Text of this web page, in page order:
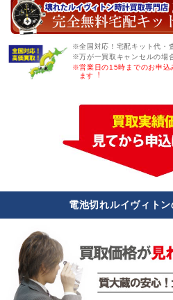
※全国対応！宅配キット代・
※万が一買取キャンセルの場
※営業日の15時までのお申込
ます︕
電池切れルイヴィト